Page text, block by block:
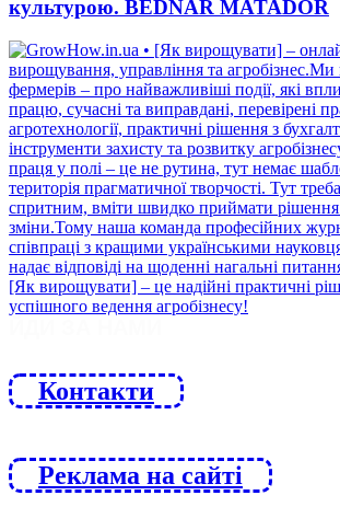
культурою. BEDNAR MATADOR
Контакти
Реклама на сайті